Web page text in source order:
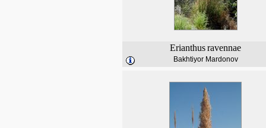
Erianthusravennae
Bakhtiyor Mardonov